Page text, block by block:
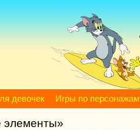
девочек Игры по персонажам